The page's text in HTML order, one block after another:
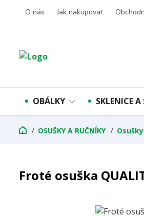
O nás Jak nakupovat
OBÁLKY SKLENICE A
OSUŠKY A RUČNÍKY
Froté osuška